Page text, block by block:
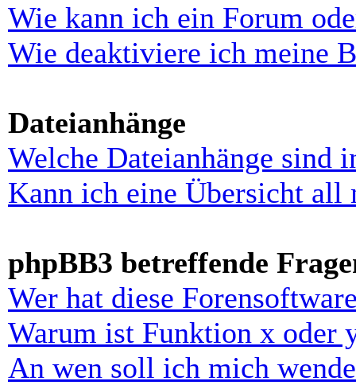
Wie kann ich ein Forum
Wie deaktiviere ich meine
Dateianhänge
Welche Dateianhänge sind
Kann ich eine Übersicht all
phpBB3 betreffende
Wer hat diese
Warum ist Funktion x oder
An wen soll ich mich